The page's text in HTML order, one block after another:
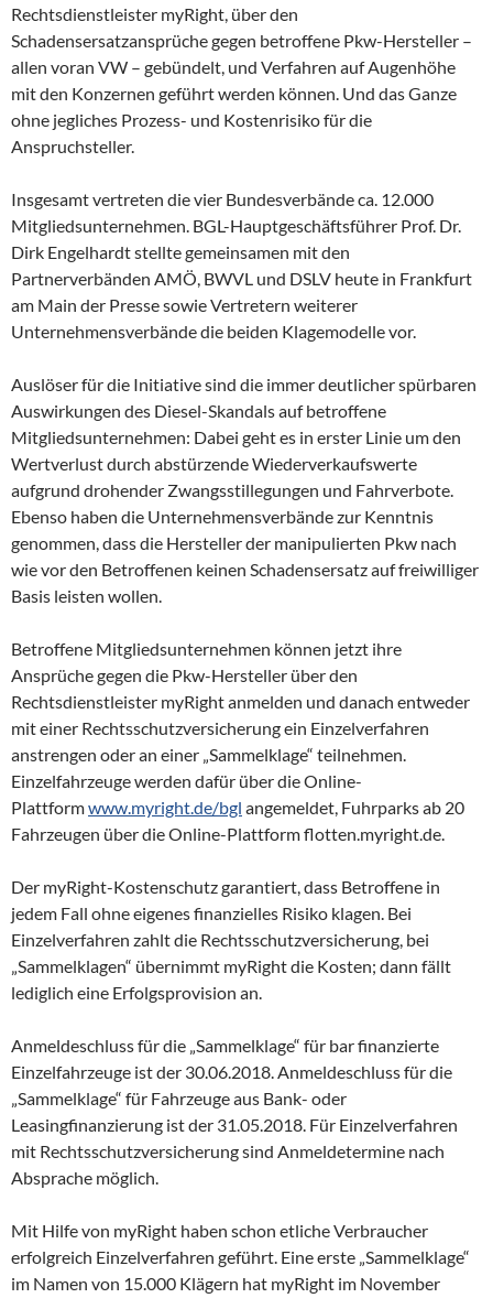
Rechtsdienstleister myRight, über den
Schadensersatzansprüche gegen betroffene Pkw-Hersteller –
allen voran VW – gebündelt, und Verfahren auf Augenhöhe
mit den Konzernen geführt werden können. Und das Ganze
ohne jegliches Prozess- und Kostenrisiko für die
Anspruchsteller.
Insgesamt vertreten die vier Bundesverbände ca. 12.000
Mitgliedsunternehmen. BGL-Hauptgeschäftsführer Prof. Dr.
Dirk Engelhardt stellte gemeinsamen mit den
Partnerverbänden AMÖ, BWVL und DSLV heute in Frankfurt
am Main der Presse sowie Vertretern weiterer
Unternehmensverbände die beiden Klagemodelle vor.
Auslöser für die Initiative sind die immer deutlicher spürbaren
Auswirkungen des Diesel-Skandals auf betroffene
Mitgliedsunternehmen: Dabei geht es in erster Linie um den
Wertverlust durch abstürzende Wiederverkaufswerte
aufgrund drohender Zwangsstillegungen und Fahrverbote.
Ebenso haben die Unternehmensverbände zur Kenntnis
genommen, dass die Hersteller der manipulierten Pkw nach
wie vor den Betroffenen keinen Schadensersatz auf freiwilliger
Basis leisten wollen.
Betroffene Mitgliedsunternehmen können jetzt ihre
Ansprüche gegen die Pkw-Hersteller über den
Rechtsdienstleister myRight anmelden und danach entweder
mit einer Rechtsschutzversicherung ein Einzelverfahren
anstrengen oder an einer „Sammelklage“ teilnehmen.
Einzelfahrzeuge werden dafür über die Online-
Plattformwww.myright.de/bgl angemeldet, Fuhrparks ab 20
Fahrzeugen über die Online-Plattform flotten.myright.de.
Der myRight-Kostenschutz garantiert, dass Betroffene in
jedem Fall ohne eigenes finanzielles Risiko klagen. Bei
Einzelverfahren zahlt die Rechtsschutzversicherung, bei
„Sammelklagen“ übernimmt myRight die Kosten; dann fällt
lediglich eine Erfolgsprovision an.
Anmeldeschluss für die „Sammelklage“ für bar finanzierte
Einzelfahrzeuge ist der 30.06.2018. Anmeldeschluss für die
„Sammelklage“ für Fahrzeuge aus Bank- oder
Leasingfinanzierung ist der 31.05.2018. Für Einzelverfahren
mit Rechtsschutzversicherung sind Anmeldetermine nach
Absprache möglich.
Mit Hilfe von myRight haben schon etliche Verbraucher
erfolgreich Einzelverfahren geführt. Eine erste „Sammelklage“
im Namen von 15.000 Klägern hat myRight im November